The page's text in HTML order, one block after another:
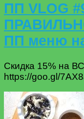
ПП VLOG
ПП меню
Скидка 15% на
https://goo.gl/